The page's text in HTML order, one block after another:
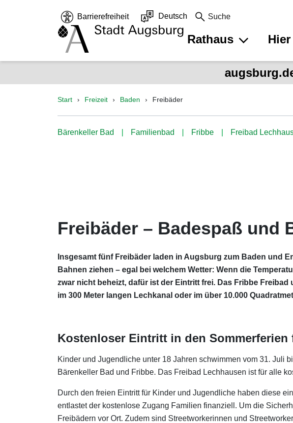
Barrierefreiheit Deutsch Suche
Rathaus
Start Freizeit Baden Freibäder
Bärenkeller Bad Familienbad Fribbe Freibad
Freibäder – Badespaß und
Insgesamt fünf Freibäder laden in Augsburg zum Baden und
Bahnen ziehen – egal bei welchem Wetter: Wenn die
zwar nicht beheizt, dafür ist der Eintritt frei. Das Fribbe
im 300 Meter langen Lechkanal oder im über 10.000
Kostenloser Eintritt in den
Kinder und Jugendliche unter 18 Jahren schwimmen vom 31. Juli
Bärenkeller Bad und Fribbe. Das Freibad Lechhausen ist für alle
Durch den freien Eintritt für Kinder und Jugendliche haben diese
entlastet der kostenlose Zugang Familien finanziell. Um die
Freibädern vor Ort. Zudem sind Streetworkerinnen und